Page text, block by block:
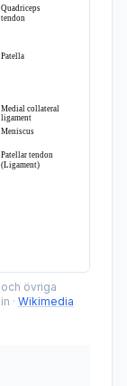
övriga
· Wikimedia